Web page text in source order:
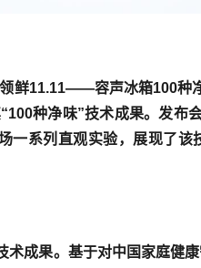
鲜11.11——容声冰箱100种
种净味”技术成果。发布
一系列直观实验，展现了
成果。基于对中国家庭健